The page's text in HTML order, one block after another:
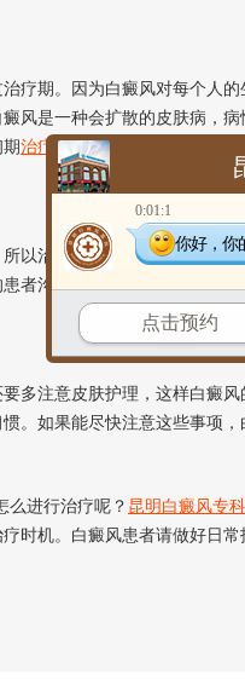
期。因为白癜风对每个人的
风是一种会扩散的皮肤病，
治疗白癜风会比较容易，对每
治疗白癜风的朋友要注意医
者沟通，遇到和自己病情差
注意皮肤护理，这样白癜风
。如果能尽快注意这些事项
进行治疗呢？ 昆明白癜风专
时机。白癜风患者请做好日
0:01:1
你好，你
点击预约